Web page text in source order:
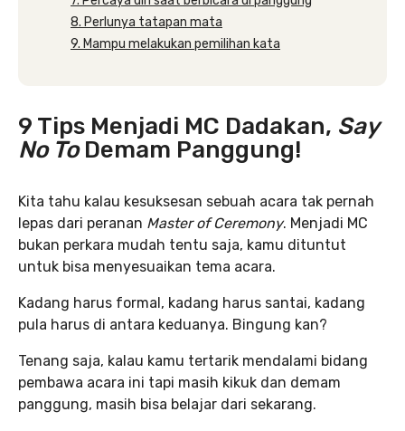
8. Perlunya tatapan mata
9. Mampu melakukan pemilihan kata
9 Tips Menjadi MC Dadakan, Say
No ToDemam Panggung!
Kita tahu kalau kesuksesan sebuah acara tak pernah
lepas dari peranan Master of Ceremony. Menjadi MC
bukan perkara mudah tentu saja, kamu dituntut
untuk bisa menyesuaikan tema acara.
Kadang harus formal, kadang harus santai, kadang
pula harus di antara keduanya. Bingung kan?
Tenang saja, kalau kamu tertarik mendalami bidang
pembawa acara ini tapi masih kikuk dan demam
panggung, masih bisa belajar dari sekarang.